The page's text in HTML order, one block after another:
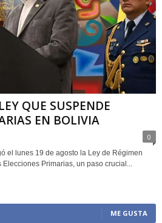
QUE SUSPENDE
EN BOLIVIA
0
el lunes 19 de agosto la Ley de Régimen
Primarias, un paso crucial...
ME GUSTA